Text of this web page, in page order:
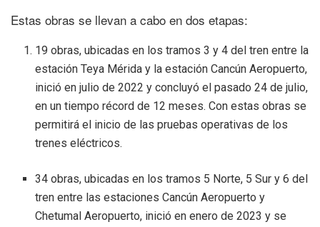
Estas obras se llevan a cabo en dos etapas:
19 obras, ubicadas en los tramos 3 y 4 del tren entre la
estación Teya Mérida y la estación Cancún Aeropuerto,
inició en julio de 2022 y concluyó el pasado 24 de julio,
en un tiempo récord de 12 meses. Con estas obras se
permitirá el inicio de las pruebas operativas de los
trenes eléctricos.
34 obras, ubicadas en los tramos 5 Norte, 5 Sur y 6 del
tren entre las estaciones Cancún Aeropuerto y
Chetumal Aeropuerto, inició en enero de 2023 y se